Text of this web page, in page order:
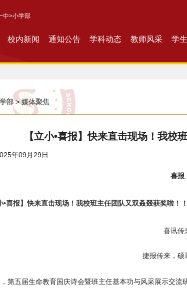
中>小学部
校内新闻 通知公告 学科动态 教师风采 学
部>媒体聚焦
【立小•喜报】快来直击现场！我校
年09月29日
喜报
喜讯传
捷报传来，硕
第五届生命教育国庆诗会暨班主任基本功与风采展示交